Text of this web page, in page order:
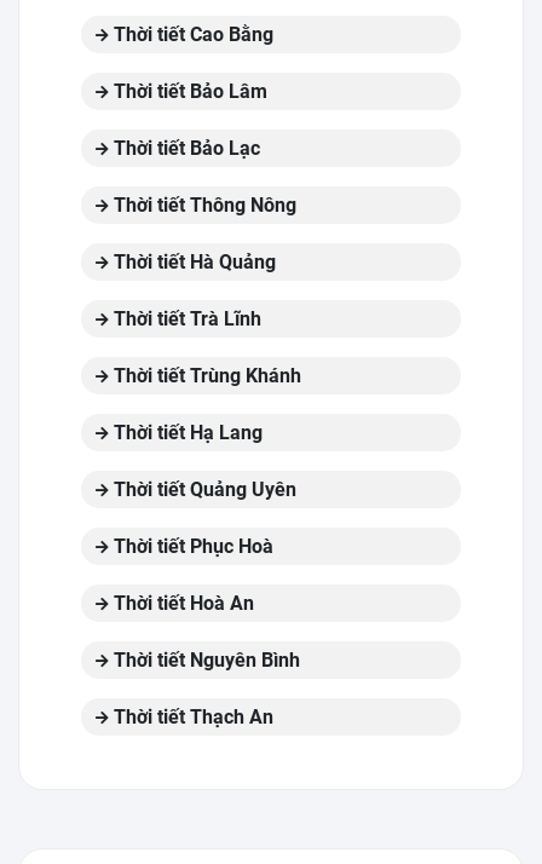
Thời tiết Cao Bằng
Thời tiết Bảo Lâm
Thời tiết Bảo Lạc
Thời tiết Thông Nông
Thời tiết Hà Quảng
Thời tiết Trà Lĩnh
Thời tiết Trùng Khánh
Thời tiết Hạ Lang
Thời tiết Quảng Uyên
Thời tiết Phục Hoà
Thời tiết Hoà An
Thời tiết Nguyên Bình
Thời tiết Thạch An